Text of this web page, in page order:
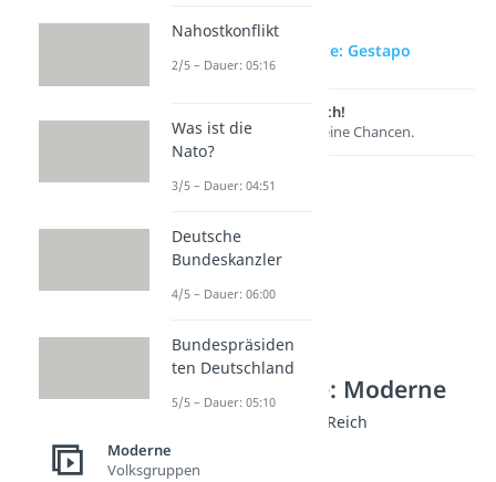
zur Videoseite: Gestapo
Lernen lohnt sich!
Entdecke hier deine Chancen.
Weitere Inhalte: Moderne
Organisationen Drittes Reich
Gestapo
Dauer: 04:20
Nahostkonflikt
2/5 – Dauer: 05:16
Was ist die
Nato?
3/5 – Dauer: 04:51
Deutsche
Bundeskanzler
4/5 – Dauer: 06:00
Bundespräsiden
ten Deutschland
5/5 – Dauer: 05:10
Moderne
Volksgruppen